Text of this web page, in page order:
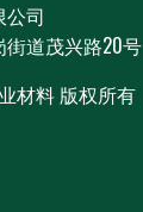
司
道茂兴路20号
材料 版权所有